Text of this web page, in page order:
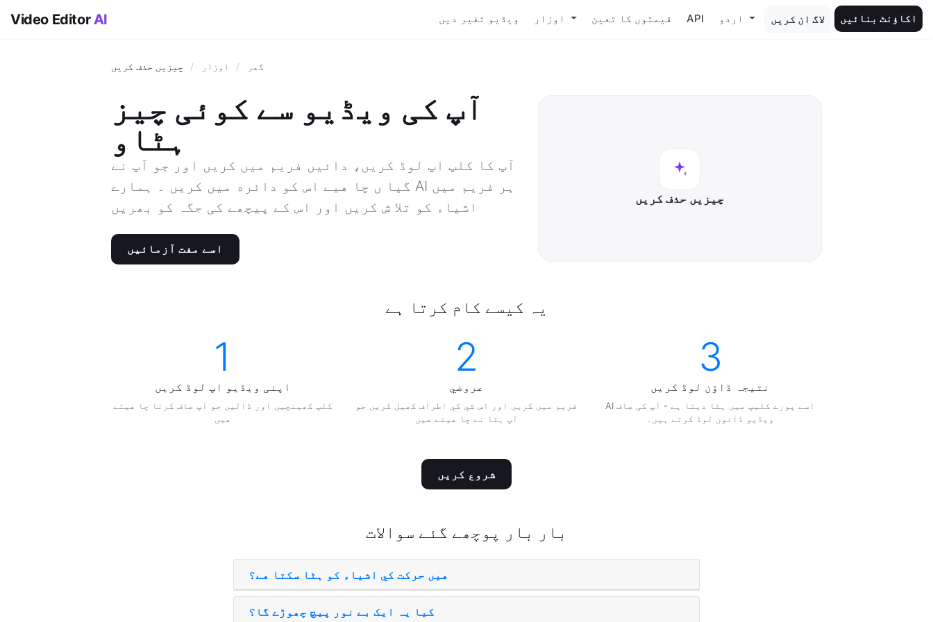
Video EditorAI ویڈیو تغیر دیں قیمتوں کا تعین API لاگ ان کریں اکاؤنٹ بنائیں
گھر / اوزار / چیزیں حذف کریں
آپ کی ویڈیو سے کوئی چیز
ہٹاو
آپ کا کلپ اپ لوڈ کريں، دائيں فريم ميں کريں اور جو آپ نے
گيا ں چا هيے اس کو دائره ميں کريں ۔ ہمارے AI ہر فريم ميں
اشیاء کو تلا ش کريں اور اس کے پيچھے کی جگہ کو بھريں
اسے مفت آزمائیں
چیزیں حذف کریں
یہ کیسے کام کرتا ہے
1
اپنی ویڈیو اپ لوڈ کریں
کلپ کھينچیں اور ڈاليں جو آپ صاف کرنا چا هيتے
هيں
2
عروضي
فريم ميں کريں اور اس شي کي اطراف کھيل کريں جو
آپ ہٹا نے چا هيتے هيں
3
نتيجہ ڈاؤن لوڈ کریں
AI اسے پورے کلیپ میں ہٹا دیتا ہے - آپ کی صاف
ویڈیو ڈائون لوڈ کرتے ہیں۔
شروع کریں
بار بار پوچھے گئے سوالات
هيں حرکت کي اشیاء کو ہٹا سکتا هے؟
کیا یہ ایک بے نور پیچ چھوڑے گا؟